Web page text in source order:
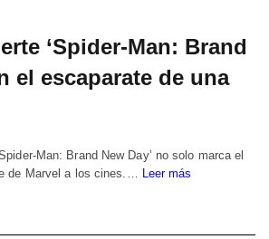
‘Spider-Man: Brand
el escaparate de una
Man: Brand New Day’ no solo marca el
de Marvel a los cines.… Leer más